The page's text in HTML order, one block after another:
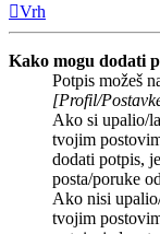
Vrh
Kako mogu dodati
Potpis možeš
[Profil/
Ako si upalio/
tvojim
dodati potpis,
posta/poruke
Ako nisi
tvojim